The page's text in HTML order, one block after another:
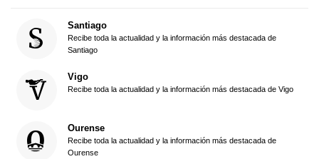
Santiago
Recibe toda la actualidad y la información más destacada de
Santiago
Vigo
Recibe toda la actualidad y la información más destacada de Vigo
Ourense
Recibe toda la actualidad y la información más destacada de
Ourense